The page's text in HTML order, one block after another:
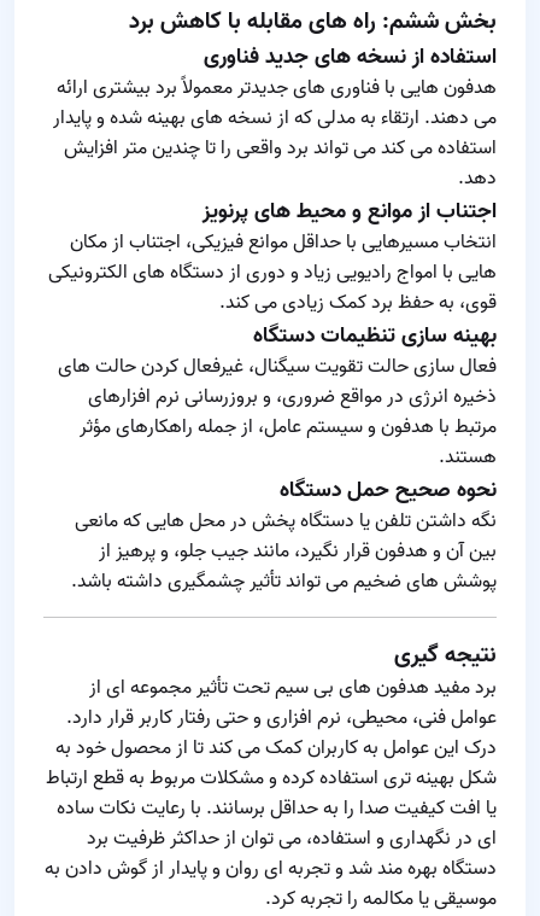
بخش ششم: راه‌ های مقابله با کاهش برد
استفاده از نسخه‌ های جدید فناوری
هدفون‌ هایی با فناوری‌ های جدیدتر معمولاً برد بیشتری ارائه
می‌ دهند. ارتقاء به مدلی که از نسخه‌ های بهینه‌ شده و پایدار
استفاده می‌ کند می‌ تواند برد واقعی را تا چندین متر افزایش
دهد.
اجتناب از موانع و محیط‌ های پرنویز
انتخاب مسیرهایی با حداقل موانع فیزیکی، اجتناب از مکان‌
هایی با امواج رادیویی زیاد و دوری از دستگاه‌ های الکترونیکی
قوی، به حفظ برد کمک زیادی می‌ کند.
بهینه‌ سازی تنظیمات دستگاه
فعال‌ سازی حالت تقویت سیگنال، غیرفعال کردن حالت‌ های
ذخیره انرژی در مواقع ضروری، و بروزرسانی نرم‌ افزارهای
مرتبط با هدفون و سیستم‌ عامل، از جمله راهکارهای مؤثر
هستند.
نحوه صحیح حمل دستگاه
نگه داشتن تلفن یا دستگاه پخش در محل‌ هایی که مانعی
بین آن و هدفون قرار نگیرد، مانند جیب جلو، و پرهیز از
پوشش‌ های ضخیم می‌ تواند تأثیر چشمگیری داشته باشد.
نتیجه‌ گیری
برد مفید هدفون‌ های بی‌ سیم تحت تأثیر مجموعه‌ ای از
عوامل فنی، محیطی، نرم‌ افزاری و حتی رفتار کاربر قرار دارد.
درک این عوامل به کاربران کمک می‌ کند تا از محصول خود به
شکل بهینه‌ تری استفاده کرده و مشکلات مربوط به قطع ارتباط
یا افت کیفیت صدا را به حداقل برسانند. با رعایت نکات ساده‌
ای در نگهداری و استفاده، می‌ توان از حداکثر ظرفیت برد
دستگاه بهره‌ مند شد و تجربه‌ ای روان و پایدار از گوش دادن به
موسیقی یا مکالمه را تجربه کرد.